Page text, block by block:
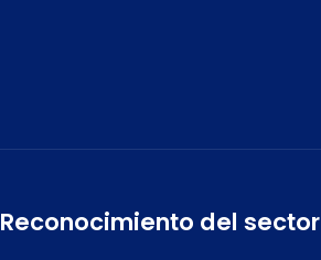
Reconocimiento del sector